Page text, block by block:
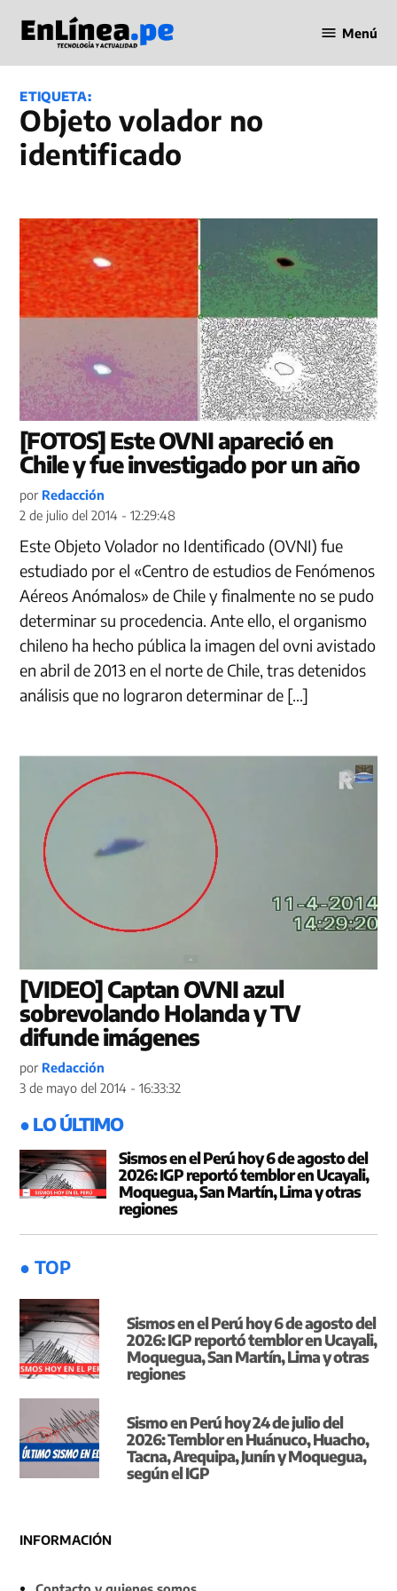
contenido
en Línea
Menú
ETIQUETA:
Objeto volador no
identificado
[FOTOS] Este OVNI apareció en
Chile y fue investigado por un año
por Redacción
2 de julio del 2014 - 12:29:48
Este Objeto Volador no Identificado (OVNI) fue
estudiado por el «Centro de estudios de Fenómenos
Aéreos Anómalos» de Chile y finalmente no se pudo
determinar su procedencia. Ante ello, el organismo
chileno ha hecho pública la imagen del ovni avistado
en abril de 2013 en el norte de Chile, tras detenidos
análisis que no lograron determinar de […]
[VIDEO] Captan OVNI azul
sobrevolando Holanda y TV
difunde imágenes
por Redacción
3 de mayo del 2014 - 16:33:32
● LO ÚLTIMO
Sismos en el Perú hoy 6 de agosto del
2026: IGP reportó temblor en Ucayali,
Moquegua, San Martín, Lima y otras
regiones
● TOP
Sismos en el Perú hoy 6 de agosto del
2026: IGP reportó temblor en Ucayali,
Moquegua, San Martín, Lima y otras
regiones
Sismo en Perú hoy 24 de julio del
2026: Temblor en Huánuco, Huacho,
Tacna, Arequipa, Junín y Moquegua,
según el IGP
INFORMACIÓN